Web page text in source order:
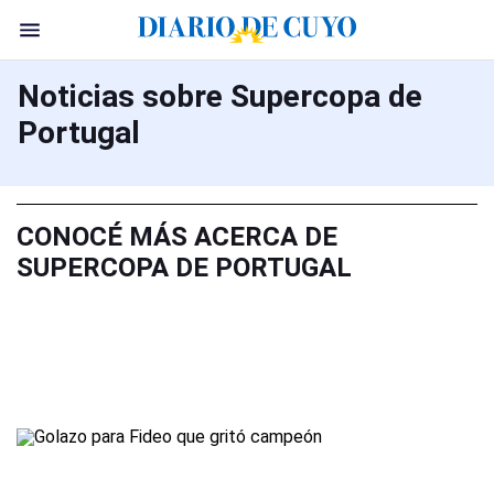
Noticias sobre Supercopa de
Portugal
CONOCÉ MÁS ACERCA DE
SUPERCOPA DE PORTUGAL